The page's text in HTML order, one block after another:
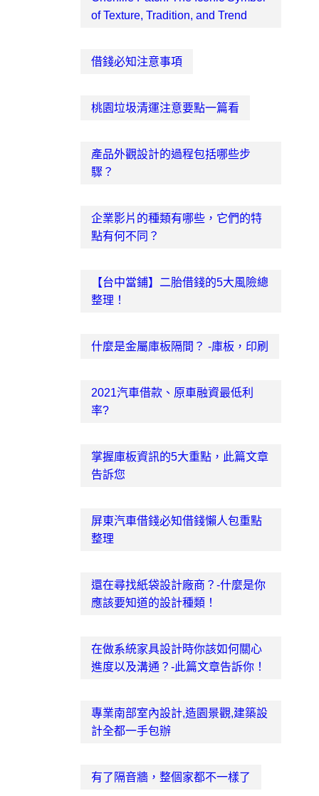
of Texture, Tradition, and Trend
借錢必知注意事項
桃園垃圾清運注意要點一篇看
產品外觀設計的過程包括哪些步
驟？
企業影片的種類有哪些，它們的特
點有何不同？
【台中當鋪】二胎借錢的5大風險總
整理！
什麼是金屬庫板隔間？ -庫板，印刷
2021汽車借款、原車融資最低利
率?
掌握庫板資訊的5大重點，此篇文章
告訴您
屏東汽車借錢必知借錢懶人包重點
整理
還在尋找紙袋設計廠商？-什麼是你
應該要知道的設計種類！
在做系統家具設計時你該如何關心
進度以及溝通？-此篇文章告訴你！
專業南部室內設計,造園景觀,建築設
計全都一手包辦
有了隔音牆，整個家都不一樣了